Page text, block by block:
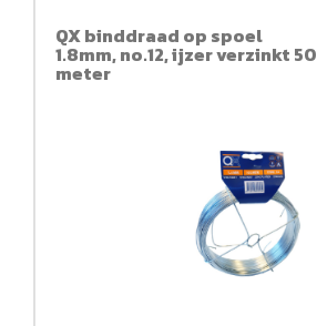
QX binddraad op spoel
1.8mm, no.12, ijzer verzinkt 50
meter